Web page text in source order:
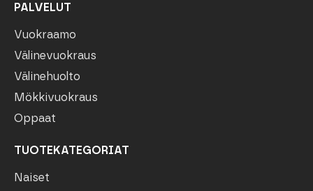
PALVELUT
Vuokraamo
Välinevuokraus
Välinehuolto
Mökkivuokraus
Oppaat
TUOTEKATEGORIAT
Naiset